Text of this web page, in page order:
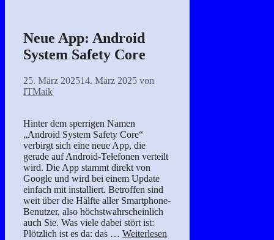
Neue App: Android
System Safety Core
25. März 202514. März 2025 von
ITMaik
Hinter dem sperrigen Namen
„Android System Safety Core“
verbirgt sich eine neue App, die
gerade auf Android-Telefonen verteilt
wird. Die App stammt direkt von
Google und wird bei einem Update
einfach mit installiert. Betroffen sind
weit über die Hälfte aller Smartphone-
Benutzer, also höchstwahrscheinlich
auch Sie. Was viele dabei stört ist:
Plötzlich ist es da: das … Weiterlesen